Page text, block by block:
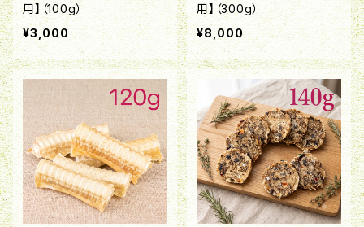
用】（100g）
¥3,000
用】（300g）
¥8,000